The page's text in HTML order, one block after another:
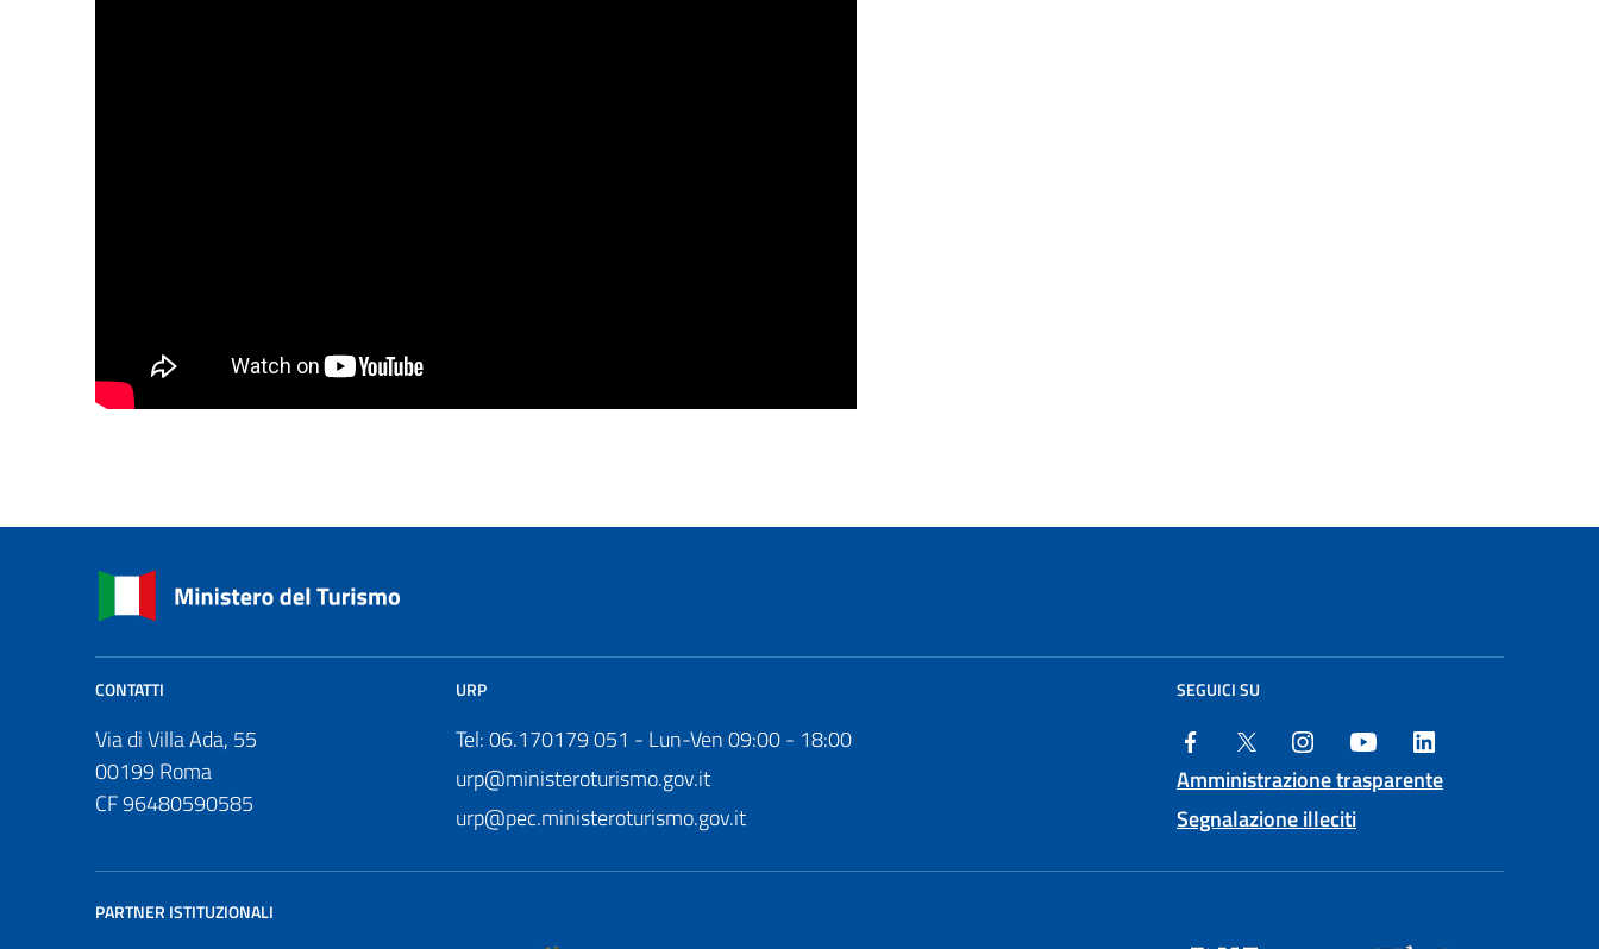
CONTATTI
Via di Villa Ada, 55
00199 Roma
CF 96480590585
URP
Tel: 06.170179 051 - Lun-Ven 09:00 - 18:00
urp@ministeroturismo.gov.it
urp@pec.ministeroturismo.gov.it
SEGUICI SU
Amministrazione trasparente
Segnalazione illeciti
PARTNER ISTITUZIONALI